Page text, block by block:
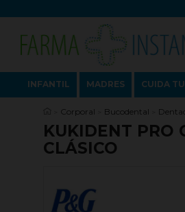
INFANTIL MADRES CUIDA
Corporal Bucodental
KUKIDENT PRO
CLÁSICO